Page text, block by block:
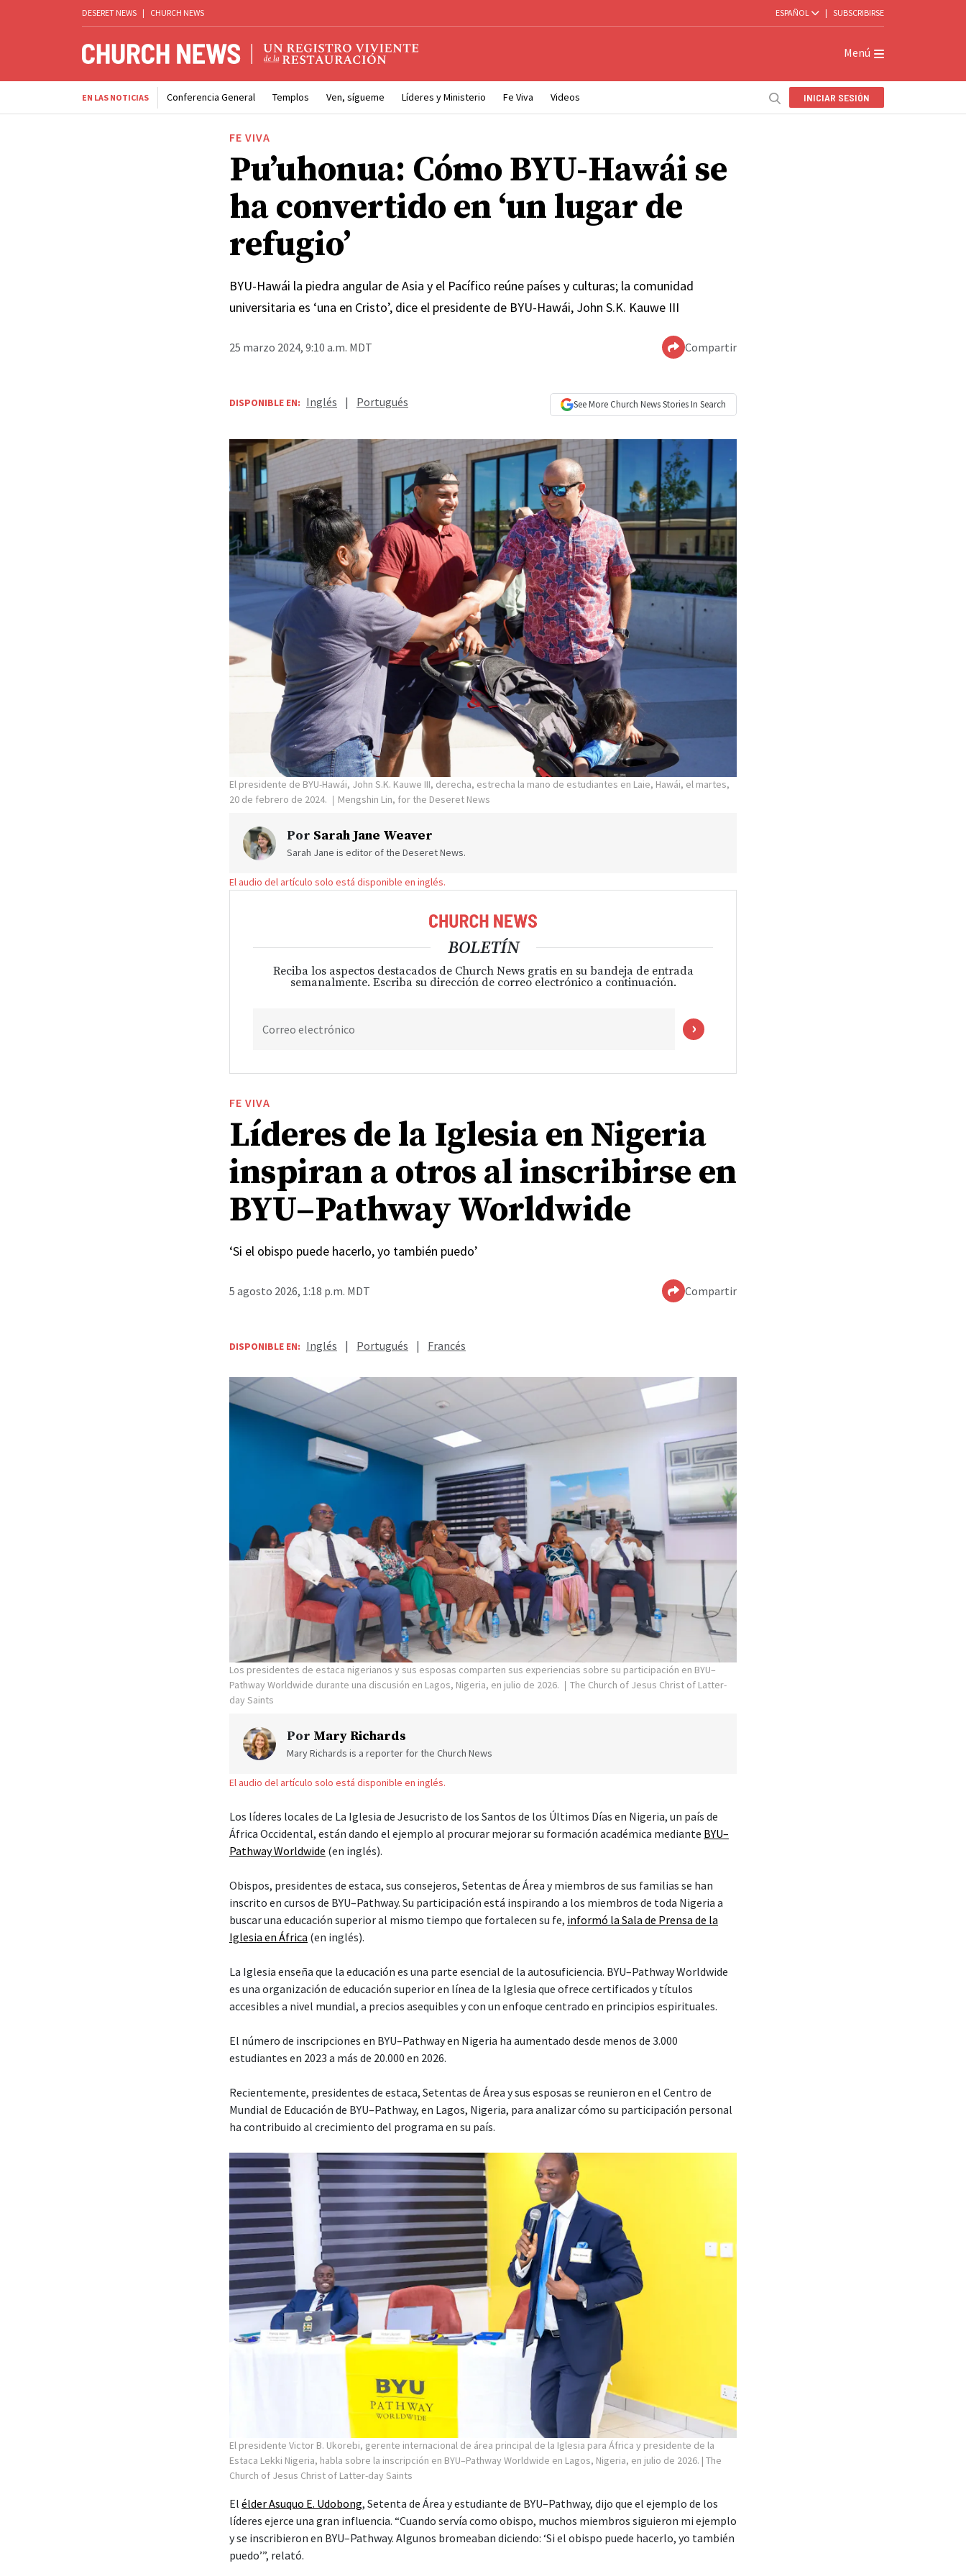
DESERET NEWS | CHURCH NEWS ESPAÑOL | SUBSCRIBIRSE
Menú
EN LAS NOTICIAS Conferencia General Templos Ven, sígueme Líderes y Ministerio Fe Viva Videos INICIAR SESIÓN
FE VIVA
Pu’uhonua: Cómo BYU-Hawái se
ha convertido en ‘un lugar de
refugio’
BYU-Hawái la piedra angular de Asia y el Pacífico reúne países y culturas; la comunidad
universitaria es ‘una en Cristo’, dice el presidente de BYU-Hawái, John S.K. Kauwe III
25 marzo 2024, 9:10 a.m. MDT Compartir
DISPONIBLE EN: Inglés | Portugués See More Church NewsStories In Search
El presidente de BYU-Hawái, John S.K. Kauwe III, derecha, estrecha la mano de estudiantes en Laie, Hawái, el martes,
20 de febrero de 2024.
Mengshin Lin, for the Deseret News
Por Sarah Jane Weaver
Sarah Jane is editor of the Deseret News.
El audio del artículo solo está disponible en inglés.
BOLETÍN
Reciba los aspectos destacados de Church News gratis en su bandeja de entrada
semanalmente. Escriba su dirección de correo electrónico a continuación.
Correo electrónico
FE VIVA
Líderes de la Iglesia en Nigeria
inspiran a otros al inscribirse en
BYU–Pathway Worldwide
‘Si el obispo puede hacerlo, yo también puedo’
5 agosto 2026, 1:18 p.m. MDT Compartir
DISPONIBLE EN: Inglés | Portugués | Francés
Los presidentes de estaca nigerianos y sus esposas comparten sus experiencias sobre su participación en BYU–
Pathway Worldwide durante una discusión en Lagos, Nigeria, en julio de 2026.
The Church of Jesus Christ of Latter-
day Saints
Por Mary Richards
Mary Richards is a reporter for the Church News
El audio del artículo solo está disponible en inglés.
Los líderes locales de La Iglesia de Jesucristo de los Santos de los Últimos Días en Nigeria, un país de
África Occidental, están dando el ejemplo al procurar mejorar su formación académica mediante BYU–
Pathway Worldwide (en inglés).
Obispos, presidentes de estaca, sus consejeros, Setentas de Área y miembros de sus familias se han
inscrito en cursos de BYU–Pathway. Su participación está inspirando a los miembros de toda Nigeria a
buscar una educación superior al mismo tiempo que fortalecen su fe, informó la Sala de Prensa de la
Iglesia en África (en inglés).
La Iglesia enseña que la educación es una parte esencial de la autosuficiencia. BYU–Pathway Worldwide
es una organización de educación superior en línea de la Iglesia que ofrece certificados y títulos
accesibles a nivel mundial, a precios asequibles y con un enfoque centrado en principios espirituales.
El número de inscripciones en BYU–Pathway en Nigeria ha aumentado desde menos de 3.000
estudiantes en 2023 a más de 20.000 en 2026.
Recientemente, presidentes de estaca, Setentas de Área y sus esposas se reunieron en el Centro de
Mundial de Educación de BYU–Pathway, en Lagos, Nigeria, para analizar cómo su participación personal
ha contribuido al crecimiento del programa en su país.
El presidente Victor B. Ukorebi, gerente internacional de área principal de la Iglesia para África y presidente de la
Estaca Lekki Nigeria, habla sobre la inscripción en BYU–Pathway Worldwide en Lagos, Nigeria, en julio de 2026. | The
Church of Jesus Christ of Latter-day Saints
El élder Asuquo E. Udobong, Setenta de Área y estudiante de BYU–Pathway, dijo que el ejemplo de los
líderes ejerce una gran influencia. “Cuando servía como obispo, muchos miembros siguieron mi ejemplo
y se inscribieron en BYU–Pathway. Algunos bromeaban diciendo: ‘Si el obispo puede hacerlo, yo también
puedo’”, relató.